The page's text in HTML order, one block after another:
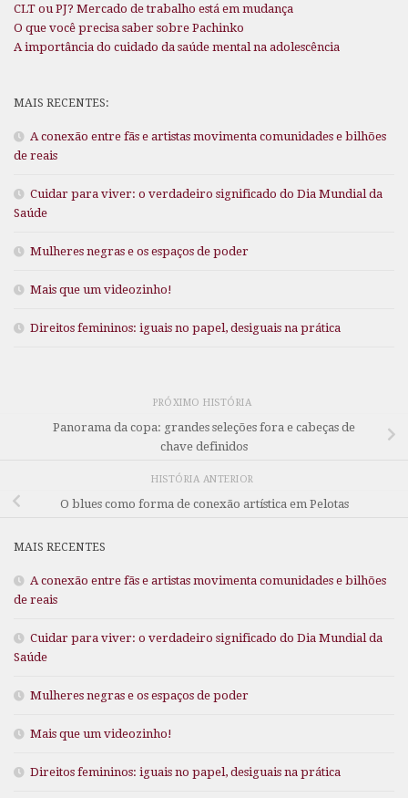
CLT ou PJ? Mercado de trabalho está em mudança
O que você precisa saber sobre Pachinko
A importância do cuidado da saúde mental na adolescência
MAIS RECENTES:
A conexão entre fãs e artistas movimenta comunidades e bilhões
de reais
Cuidar para viver: o verdadeiro significado do Dia Mundial da
Saúde
Mulheres negras e os espaços de poder
Mais que um videozinho!
Direitos femininos: iguais no papel, desiguais na prática
PRÓXIMO HISTÓRIA
Panorama da copa: grandes seleções fora e cabeças de
chave definidos
HISTÓRIA ANTERIOR
O blues como forma de conexão artística em Pelotas
MAIS RECENTES
A conexão entre fãs e artistas movimenta comunidades e bilhões
de reais
Cuidar para viver: o verdadeiro significado do Dia Mundial da
Saúde
Mulheres negras e os espaços de poder
Mais que um videozinho!
Direitos femininos: iguais no papel, desiguais na prática